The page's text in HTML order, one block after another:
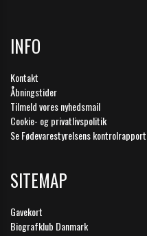
INFO
Kontakt
Åbningstider
Tilmeld vores nyhedsmail
Cookie- og privatlivspolitik
Se Fødevarestyrelsens
SITEMAP
Gavekort
Biografklub Danmark